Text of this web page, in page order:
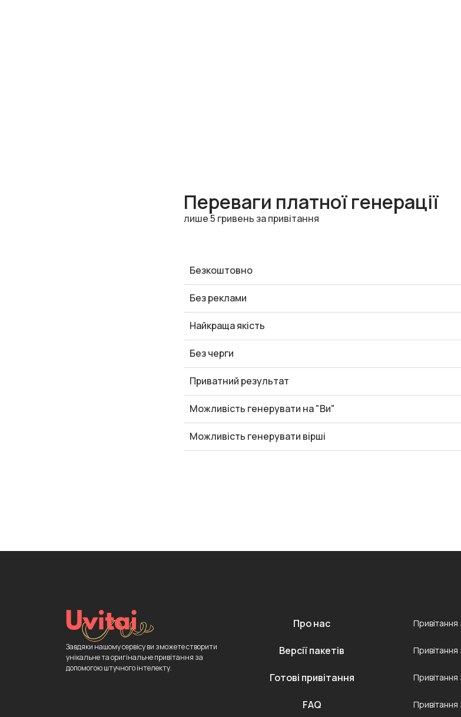
Переваги платної генерації
лише 5 гривень за привітання
Безкоштовно
Без реклами
Найкраща якість
Без черги
Приватний результат
Можливість генерувати на "Ви"
Можливість генерувати вірші
Завдяки нашому сервісу ви зможете створити
унікальне та оригінальне привітання за
допомогою штучного інтелекту.
Про нас
Версії пакетів
Готові привітання
FAQ
Привітання